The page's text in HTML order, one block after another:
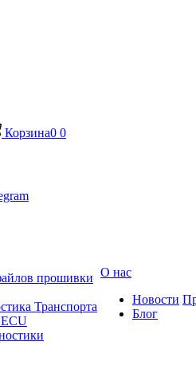
Корзина0 0
прошивки
Транспорта
О нас
Новости
Блог